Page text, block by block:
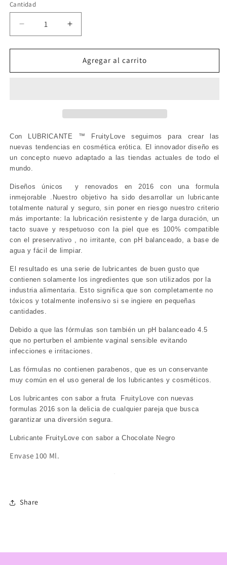
Cantidad
Reducir
cantidad
para
-
100
ML
Aumentar
cantidad
para
SWEDE
-
100
ML
Agregar al carrito
Con LUBRICANTE ™ FruityLove seguimos para crear las
nuevas tendencias en cosmética erótica. El innovador diseño es
un concepto nuevo adaptado a las tiendas actuales de todo el
mundo.
Diseños únicos y renovados en 2016 con una formula
inmejorable .Nuestro objetivo ha sido desarrollar un lubricante
totalmente natural y seguro, sin poner en riesgo nuestro criterio
más importante: la lubricación resistente y de larga duración, un
tacto suave y respetuoso con la piel que es 100% compatible
con el preservativo , no irritante, con pH balanceado, a base de
agua y fácil de limpiar.
El resultado es una serie de lubricantes de buen gusto que
contienen solamente los ingredientes que son utilizados por la
industria alimentaria. Esto significa que son completamente no
tóxicos y totalmente inofensivo si se ingiere en pequeñas
cantidades.
Debido a que las fórmulas son también un pH balanceado 4.5
que no perturben el ambiente vaginal sensible evitando
infecciones e irritaciones.
Las fórmulas no contienen parabenos, que es un conservante
muy común en el uso general de los lubricantes y cosméticos.
Los lubricantes con sabor a fruta FruityLove con nuevas
formulas 2016 son la delicia de cualquier pareja que busca
garantizar una diversión segura.
Lubricante FruityLove con sabor a Chocolate Negro
Envase 100 Ml.
Share